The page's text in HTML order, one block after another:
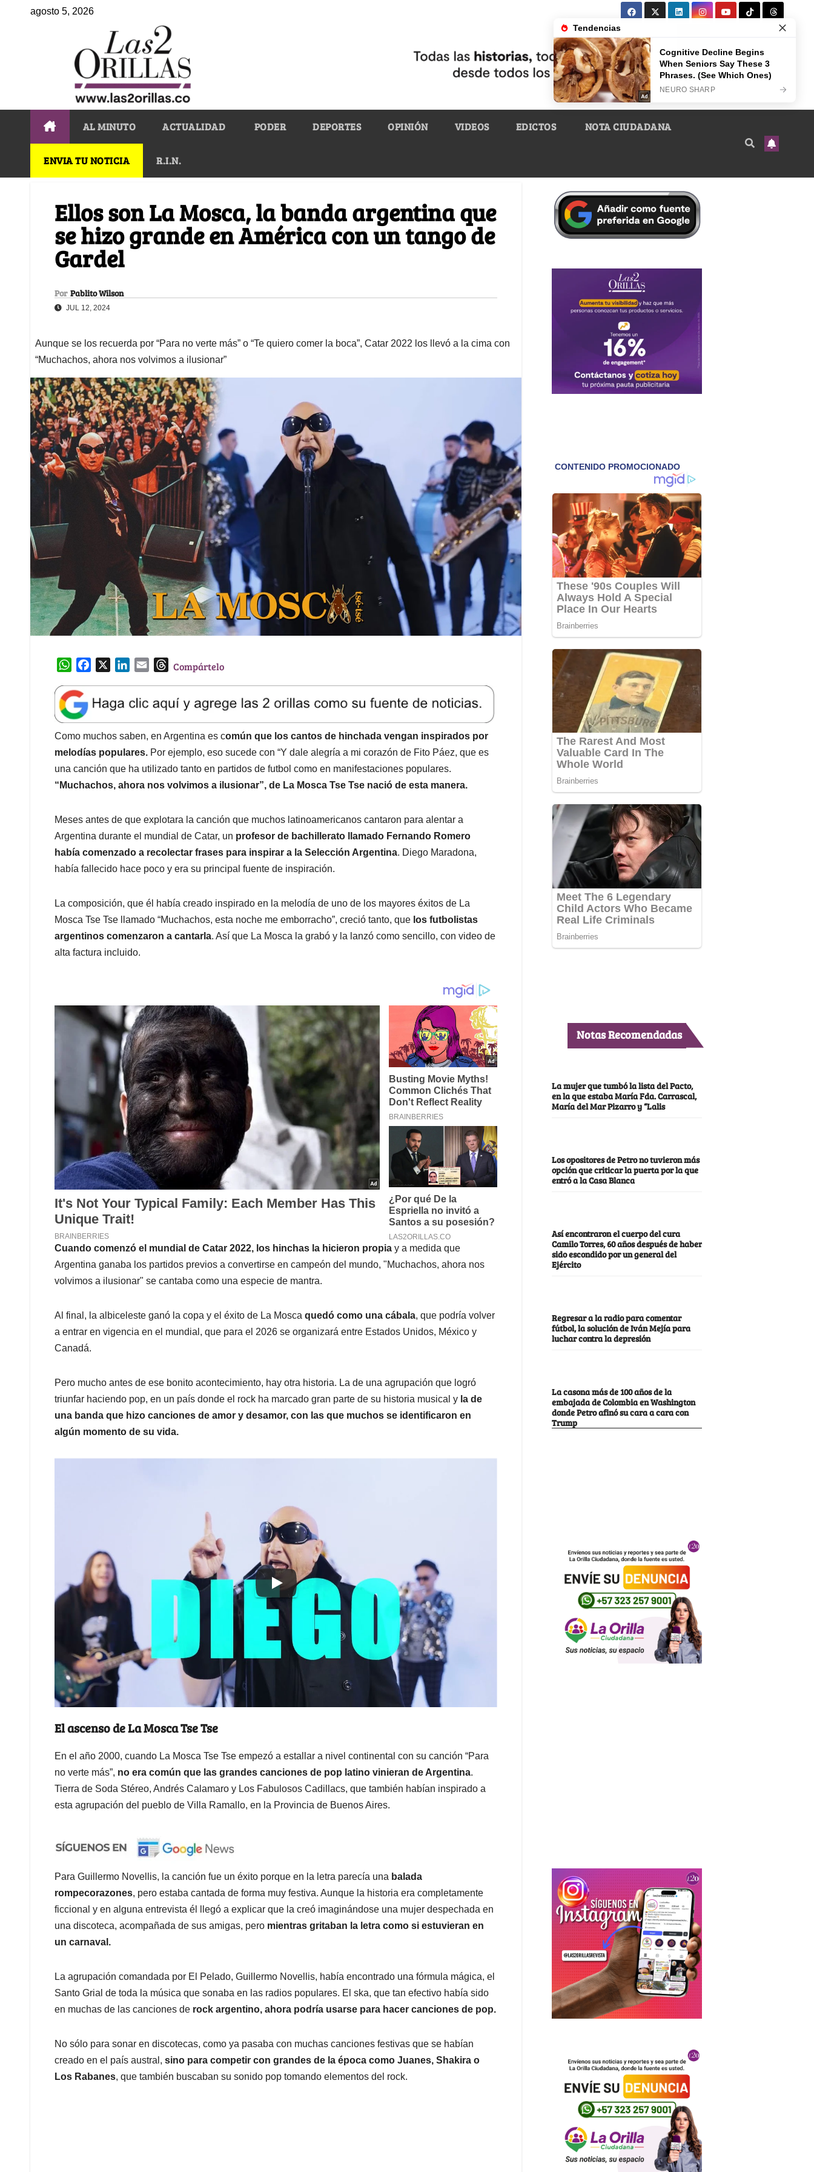
agosto 5, 2026
AL MINUTO ACTUALIDAD PODER DEPORTES OPINIÓN VIDEOS EDICTOS NOTA CIUDADANA
ENVIA TU NOTICIA R.I.N.
Ellos son La Mosca, la banda argentina que
se hizo grande en América con un tango de
Gardel
Por Pablito Wilson
JUL 12, 2024
Aunque se los recuerda por “Para no verte más” o “Te quiero comer la boca”, Catar 2022 los llevó a la cima con
“Muchachos, ahora nos volvimos a ilusionar”
W
a
t
s
A
p
p
e
b
o
o
k
k
e
d
I
n
l
T
e
a
d
s
Compártelo
Como muchos saben, en Argentina es común que los cantos de hinchada vengan inspirados por
melodías populares. Por ejemplo, eso sucede con “Y dale alegría a mi corazón de Fito Páez, que es
una canción que ha utilizado tanto en partidos de futbol como en manifestaciones populares.
“Muchachos, ahora nos volvimos a ilusionar”, de La Mosca Tse Tse nació de esta manera.
Meses antes de que explotara la canción que muchos latinoamericanos cantaron para alentar a
Argentina durante el mundial de Catar, un profesor de bachillerato llamado Fernando Romero
había comenzado a recolectar frases para inspirar a la Selección Argentina. Diego Maradona,
había fallecido hace poco y era su principal fuente de inspiración.
La composición, que él había creado inspirado en la melodía de uno de los mayores éxitos de La
Mosca Tse Tse llamado “Muchachos, esta noche me emborracho”, creció tanto, que los futbolistas
argentinos comenzaron a cantarla. Así que La Mosca la grabó y la lanzó como sencillo, con video de
alta factura incluido.
Cuando comenzó el mundial de Catar 2022, los hinchas la hicieron propia y a medida que
Argentina ganaba los partidos previos a convertirse en campeón del mundo, "Muchachos, ahora nos
volvimos a ilusionar" se cantaba como una especie de mantra.
Al final, la albiceleste ganó la copa y el éxito de La Mosca quedó como una cábala, que podría volver
a entrar en vigencia en el mundial, que para el 2026 se organizará entre Estados Unidos, México y
Canadá.
Pero mucho antes de ese bonito acontecimiento, hay otra historia. La de una agrupación que logró
triunfar haciendo pop, en un país donde el rock ha marcado gran parte de su historia musical y la de
una banda que hizo canciones de amor y desamor, con las que muchos se identificaron en
algún momento de su vida.
El ascenso de La Mosca Tse Tse
En el año 2000, cuando La Mosca Tse Tse empezó a estallar a nivel continental con su canción “Para
no verte más”, no era común que las grandes canciones de pop latino vinieran de Argentina.
Tierra de Soda Stéreo, Andrés Calamaro y Los Fabulosos Cadillacs, que también habían inspirado a
esta agrupación del pueblo de Villa Ramallo, en la Provincia de Buenos Aires.
Para Guillermo Novellis, la canción fue un éxito porque en la letra parecía una balada
rompecorazones, pero estaba cantada de forma muy festiva. Aunque la historia era completamente
ficcional y en alguna entrevista él llegó a explicar que la creó imaginándose una mujer despechada en
una discoteca, acompañada de sus amigas, pero mientras gritaban la letra como si estuvieran en
un carnaval.
La agrupación comandada por El Pelado, Guillermo Novellis, había encontrado una fórmula mágica, el
Santo Grial de toda la música que sonaba en las radios populares. El ska, que tan efectivo había sido
en muchas de las canciones de rock argentino, ahora podría usarse para hacer canciones de pop.
No sólo para sonar en discotecas, como ya pasaba con muchas canciones festivas que se habían
creado en el país austral, sino para competir con grandes de la época como Juanes, Shakira o
Los Rabanes, que también buscaban su sonido pop tomando elementos del rock.
Notas Recomendadas
La mujer que tumbó la lista del Pacto,
en la que estaba María Fda. Carrascal,
María del Mar Pizarro y “Lalis
Los opositores de Petro no tuvieron más
opción que criticar la puerta por la que
entró a la Casa Blanca
Así encontraron el cuerpo del cura
Camilo Torres, 60 años después de haber
sido escondido por un general del
Ejército
Regresar a la radio para comentar
fútbol, la solución de Iván Mejía para
luchar contra la depresión
La casona más de 100 años de la
embajada de Colombia en Washington
donde Petro afinó su cara a cara con
Trump